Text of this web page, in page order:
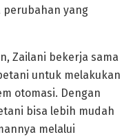
perubahan yang
Zailani bekerja sama
untuk melakukan
otomasi. Dengan
bisa lebih mudah
melalui